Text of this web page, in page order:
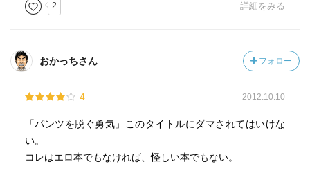
2 詳細をみる
おかっちさん フォロー
4 2012.10.10
「パンツを脱ぐ勇気」このタイトルにダマされてはいけな
い。
コレはエロ本でもなければ、怪しい本でもない。